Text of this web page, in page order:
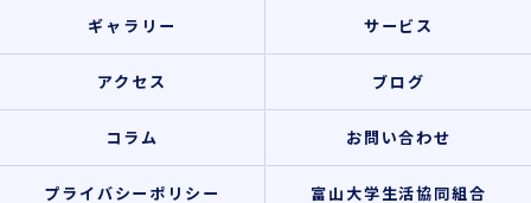
ギャラリー サービス
アクセス ブログ
コラム お問い合わせ
プライバシーポリシー 富山大学生活協同組合